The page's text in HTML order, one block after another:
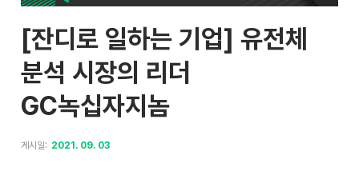
[잔디로 일하는 기업] 유전체
분석 시장의 리더
GC녹십자지놈
게시일: 2021. 09. 03